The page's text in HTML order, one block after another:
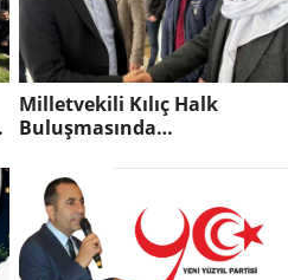
Milletvekili Kılıç Halk
Buluşmasında
Geldi